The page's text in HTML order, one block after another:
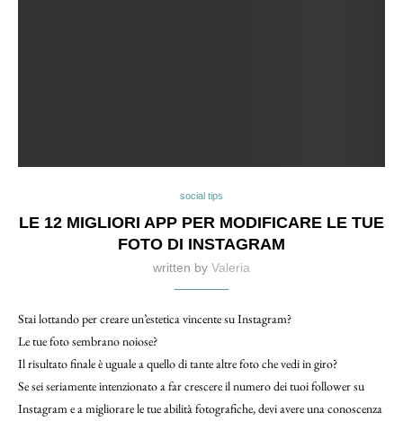
social tips
LE 12 MIGLIORI APP PER MODIFICARE LE TUE
FOTO DI INSTAGRAM
written by Valeria
Stai lottando per creare un’estetica vincente su Instagram?
Le tue foto sembrano noiose?
Il risultato finale è uguale a quello di tante altre foto che vedi in giro?
Se sei seriamente intenzionato a far crescere il numero dei tuoi follower su
Instagram e a migliorare le tue abilità fotografiche, devi avere una conoscenza